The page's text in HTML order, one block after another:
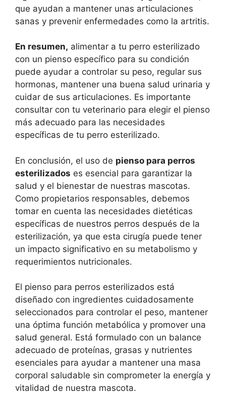
que ayudan a mantener unas articulaciones
sanas y prevenir enfermedades como la artritis.
En resumen, alimentar a tu perro esterilizado
con un pienso específico para su condición
puede ayudar a controlar su peso, regular sus
hormonas, mantener una buena salud urinaria y
cuidar de sus articulaciones. Es importante
consultar con tu veterinario para elegir el pienso
más adecuado para las necesidades
específicas de tu perro esterilizado.
En conclusión, el uso de pienso para perros
esterilizados es esencial para garantizar la
salud y el bienestar de nuestras mascotas.
Como propietarios responsables, debemos
tomar en cuenta las necesidades dietéticas
específicas de nuestros perros después de la
esterilización, ya que esta cirugía puede tener
un impacto significativo en su metabolismo y
requerimientos nutricionales.
El pienso para perros esterilizados está
diseñado con ingredientes cuidadosamente
seleccionados para controlar el peso, mantener
una óptima función metabólica y promover una
salud general. Está formulado con un balance
adecuado de proteínas, grasas y nutrientes
esenciales para ayudar a mantener una masa
corporal saludable sin comprometer la energía y
vitalidad de nuestra mascota.